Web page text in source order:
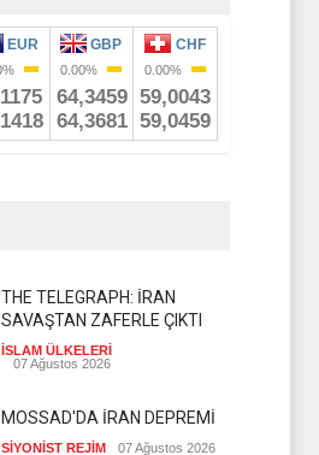
THE TELEGRAPH: İRAN
SAVAŞTAN ZAFERLE ÇIKTI
İSLAM ÜLKELERİ
07 Ağustos 2026
MOSSAD'DA İRAN DEPREMİ
SİYONİST REJİM 07 Ağustos 2026